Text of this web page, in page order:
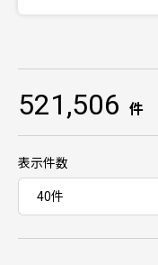
521,506 件
表示件数